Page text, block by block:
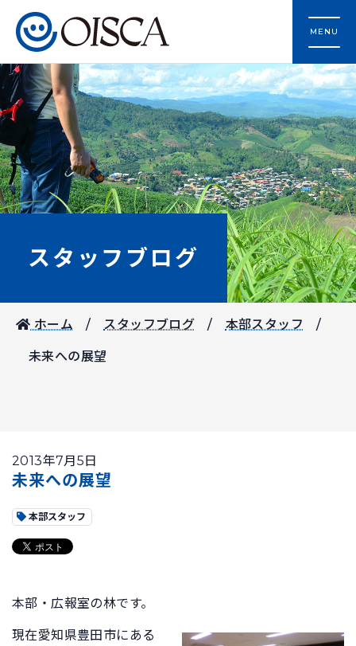
MENU
スタッフブログ
ホーム スタッフブログ 本部スタッフ
未来への展望
2013年7月5日
未来への展望
本部スタッフ
本部・広報室の林です。
現在愛知県豊田市にある